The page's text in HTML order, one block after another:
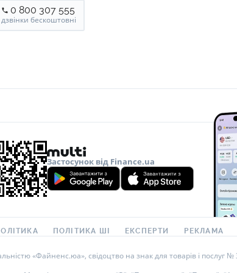
0 800 307 555
дзвінки бескоштовні
Застосунок від Finance.ua
ПОЛІТИКА ШІ ЕКСПЕРТИ РЕКЛАМА
«Файненс.юа», свідоцтво на знак для товарів і